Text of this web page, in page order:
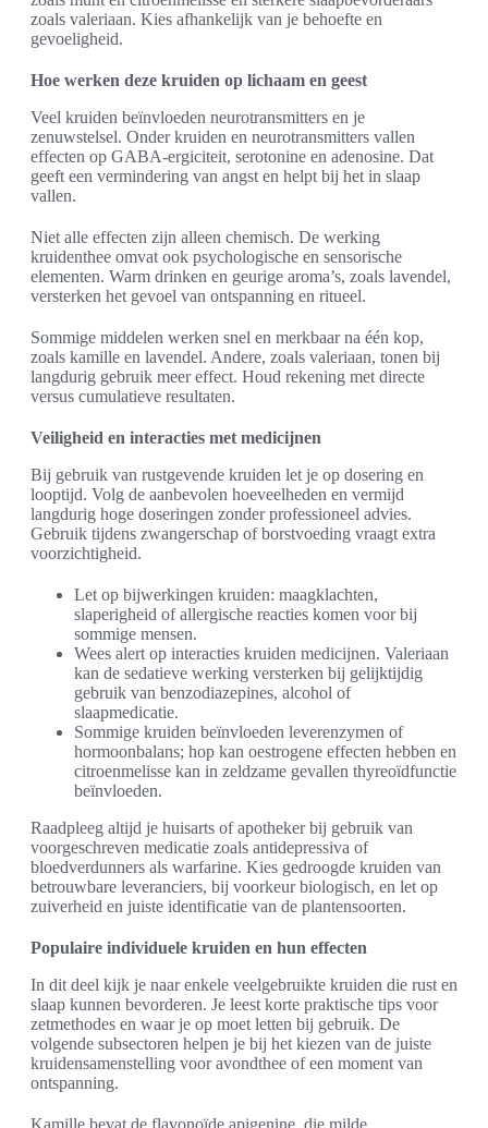
zoals valeriaan. Kies afhankelijk van je behoefte en
gevoeligheid.
Hoe werken deze kruiden op lichaam en geest
Veel kruiden beïnvloeden neurotransmitters en je
zenuwstelsel. Onder kruiden en neurotransmitters vallen
effecten op GABA-ergiciteit, serotonine en adenosine. Dat
geeft een vermindering van angst en helpt bij het in slaap
vallen.
Niet alle effecten zijn alleen chemisch. De werking
kruidenthee omvat ook psychologische en sensorische
elementen. Warm drinken en geurige aroma’s, zoals lavendel,
versterken het gevoel van ontspanning en ritueel.
Sommige middelen werken snel en merkbaar na één kop,
zoals kamille en lavendel. Andere, zoals valeriaan, tonen bij
langdurig gebruik meer effect. Houd rekening met directe
versus cumulatieve resultaten.
Veiligheid en interacties met medicijnen
Bij gebruik van rustgevende kruiden let je op dosering en
looptijd. Volg de aanbevolen hoeveelheden en vermijd
langdurig hoge doseringen zonder professioneel advies.
Gebruik tijdens zwangerschap of borstvoeding vraagt extra
voorzichtigheid.
Let op bijwerkingen kruiden: maagklachten,
slaperigheid of allergische reacties komen voor bij
sommige mensen.
Wees alert op interacties kruiden medicijnen. Valeriaan
kan de sedatieve werking versterken bij gelijktijdig
gebruik van benzodiazepines, alcohol of
slaapmedicatie.
Sommige kruiden beïnvloeden leverenzymen of
hormoonbalans; hop kan oestrogene effecten hebben en
citroenmelisse kan in zeldzame gevallen thyreoïdfunctie
beïnvloeden.
Raadpleeg altijd je huisarts of apotheker bij gebruik van
voorgeschreven medicatie zoals antidepressiva of
bloedverdunners als warfarine. Kies gedroogde kruiden van
betrouwbare leveranciers, bij voorkeur biologisch, en let op
zuiverheid en juiste identificatie van de plantensoorten.
Populaire individuele kruiden en hun effecten
In dit deel kijk je naar enkele veelgebruikte kruiden die rust en
slaap kunnen bevorderen. Je leest korte praktische tips voor
zetmethodes en waar je op moet letten bij gebruik. De
volgende subsectoren helpen je bij het kiezen van de juiste
kruidensamenstelling voor avondthee of een moment van
ontspanning.